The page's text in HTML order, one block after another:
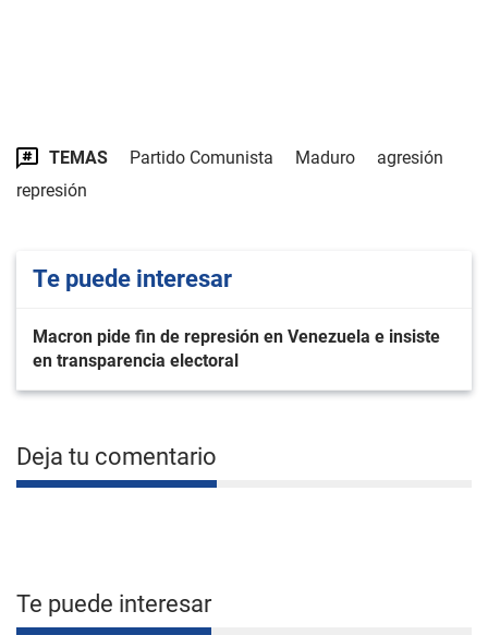
TEMAS Partido Comunista Maduro
agresión
represión
Te puede interesar
Macron pide fin de represión en Venezuela e insiste
en transparencia electoral
Deja tu comentario
Te puede interesar